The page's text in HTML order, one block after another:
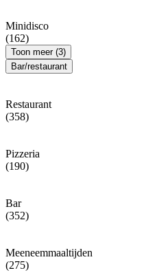
Minidisco
(162)
Toon meer (3)
Bar/restaurant
Restaurant
(358)
Pizzeria
(190)
Bar
(352)
Meeneemmaaltijden
(275)